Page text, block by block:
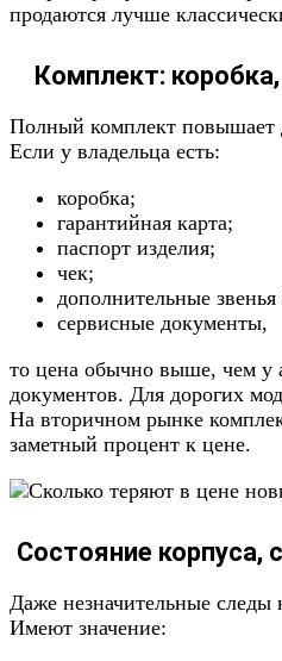
продаются лучше
Комплект:
Полный комплект повышает
Если у владельца есть:
коробка;
гарантийная карта;
паспорт изделия;
чек;
дополнительные звенья
сервисные документы,
то цена обычно выше, чем у
документов. Для дорогих
На вторичном рынке
заметный процент к цене.
Состояние корпуса,
Даже незначительные следы
Имеют значение: